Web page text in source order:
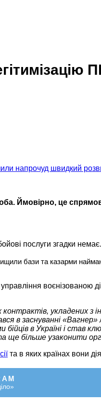
Ймовірно, це
послуги згадки немає.
бази та казарми
воєнізованою
укладених з
в заснуванні
в Україні і став
ще більше узаконити
та в яких країнах вони